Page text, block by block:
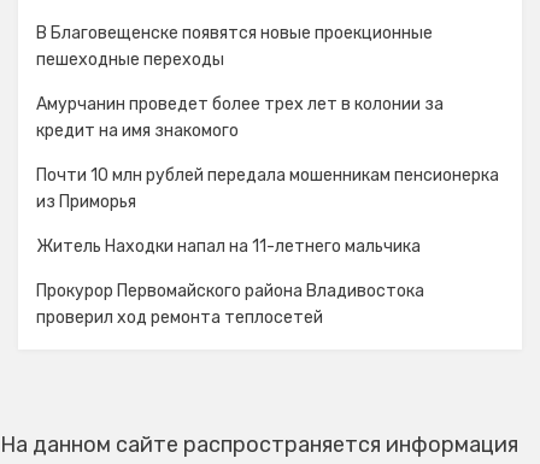
В Благовещенске появятся новые проекционные
пешеходные переходы
Амурчанин проведет более трех лет в колонии за
кредит на имя знакомого
Почти 10 млн рублей передала мошенникам пенсионерка
из Приморья
Житель Находки напал на 11-летнего мальчика
Прокурор Первомайского района Владивостока
проверил ход ремонта теплосетей
На данном сайте распространяется информация